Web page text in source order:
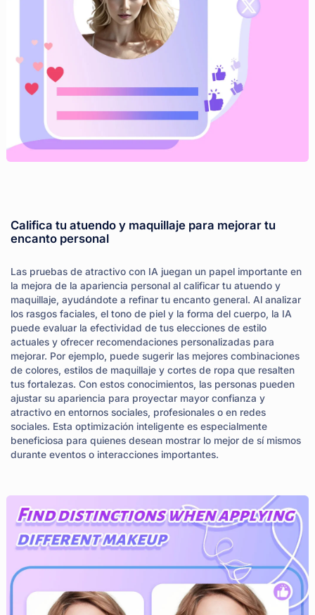
Califica tu atuendo y maquillaje para mejorar tu
encanto personal
Las pruebas de atractivo con IA juegan un papel importante en
la mejora de la apariencia personal al calificar tu atuendo y
maquillaje, ayudándote a refinar tu encanto general. Al analizar
los rasgos faciales, el tono de piel y la forma del cuerpo, la IA
puede evaluar la efectividad de tus elecciones de estilo
actuales y ofrecer recomendaciones personalizadas para
mejorar. Por ejemplo, puede sugerir las mejores combinaciones
de colores, estilos de maquillaje y cortes de ropa que resalten
tus fortalezas. Con estos conocimientos, las personas pueden
ajustar su apariencia para proyectar mayor confianza y
atractivo en entornos sociales, profesionales o en redes
sociales. Esta optimización inteligente es especialmente
beneficiosa para quienes desean mostrar lo mejor de sí mismos
durante eventos o interacciones importantes.